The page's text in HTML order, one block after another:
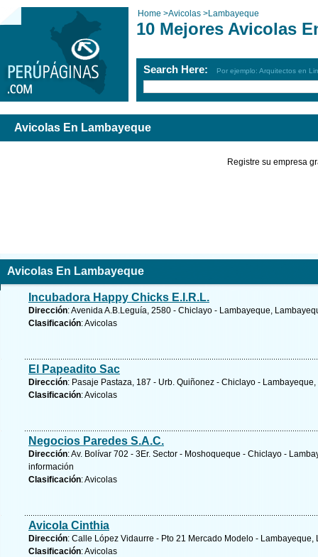
Home >Avicolas >Lambayeque
10 Mejores Avicolas
Search Here: Por ejemplo: Arquitectos en
Avicolas En Lambayeque
Registre su empresa
Avicolas En Lambayeque
Incubadora Happy Chicks E.I.R.L.
Dirección: Avenida A.B.Leguía, 2580 - Chiclayo - Lambayeque,
Clasificación: Avicolas
El Papeadito Sac
Dirección: Pasaje Pastaza, 187 - Urb. Quiñonez - Chiclayo -
Clasificación: Avicolas
Negocios Paredes S.A.C.
Dirección: Av. Bolívar 702 - 3Er. Sector - Moshoqueque - Chiclayo -
información
Clasificación: Avicolas
Avicola Cinthia
Dirección: Calle López Vidaurre - Pto 21 Mercado Modelo -
Clasificación: Avicolas